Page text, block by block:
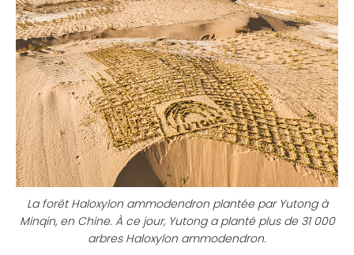
La forêt Haloxylon ammodendron plantée par Yutong à
Minqin, en Chine. À ce jour, Yutong a planté plus de 31 000
arbres Haloxylon ammodendron.